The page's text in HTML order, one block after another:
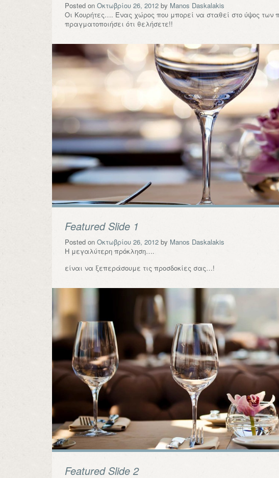
Posted on Οκτωβρίου 26, 2012 by Manos Daskalakis
Οι Κουρήτες…. Ένας χώρος που μπορεί να σταθεί στο ύψος
πραγματοποιήσει ότι θελήσετε!!
Featured Slide 1
Posted on Οκτωβρίου 26, 2012 by Manos Daskalakis
Η μεγαλύτερη πρόκληση….
είναι να ξεπεράσουμε τις προσδοκίες σας…!
Featured Slide 2